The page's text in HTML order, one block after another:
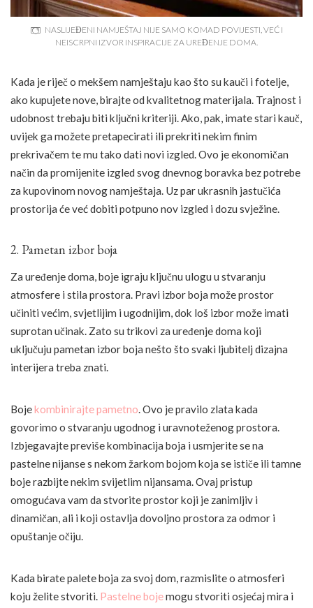
NASLIJEĐENI NAMJEŠTAJ NIJE SAMO KOMAD POVIJESTI, VEĆ I
NEISCRPNI IZVOR INSPIRACIJE ZA UREĐENJE DOMA.
Kada je riječ o mekšem namještaju kao što su kauči i fotelje,
ako kupujete nove, birajte od kvalitetnog materijala. Trajnost i
udobnost trebaju biti ključni kriteriji. Ako, pak, imate stari kauč,
uvijek ga možete pretapecirati ili prekriti nekim finim
prekrivačem te mu tako dati novi izgled. Ovo je ekonomičan
način da promijenite izgled svog dnevnog boravka bez potrebe
za kupovinom novog namještaja. Uz par ukrasnih jastučića
prostorija će već dobiti potpuno nov izgled i dozu svježine.
2. Pametan izbor boja
Za uređenje doma, boje igraju ključnu ulogu u stvaranju
atmosfere i stila prostora. Pravi izbor boja može prostor
učiniti većim, svjetlijim i ugodnijim, dok loš izbor može imati
suprotan učinak. Zato su trikovi za uređenje doma koji
uključuju pametan izbor boja nešto što svaki ljubitelj dizajna
interijera treba znati.
Bojekombinirajte pametno. Ovo je pravilo zlata kada
govorimo o stvaranju ugodnog i uravnoteženog prostora.
Izbjegavajte previše kombinacija boja i usmjerite se na
pastelne nijanse s nekom žarkom bojom koja se ističe ili tamne
boje razbijte nekim svijetlim nijansama. Ovaj pristup
omogućava vam da stvorite prostor koji je zanimljiv i
dinamičan, ali i koji ostavlja dovoljno prostora za odmor i
opuštanje očiju.
Kada birate palete boja za svoj dom, razmislite o atmosferi
koju želite stvoriti. Pastelne bojemogu stvoriti osjećaj mira i